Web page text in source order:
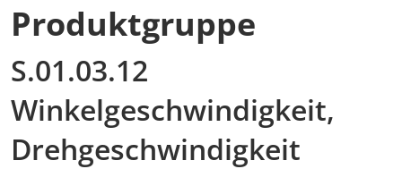
Produktgruppe
S.01.03.12
Winkelgeschwindigkeit,
Drehgeschwindigkeit